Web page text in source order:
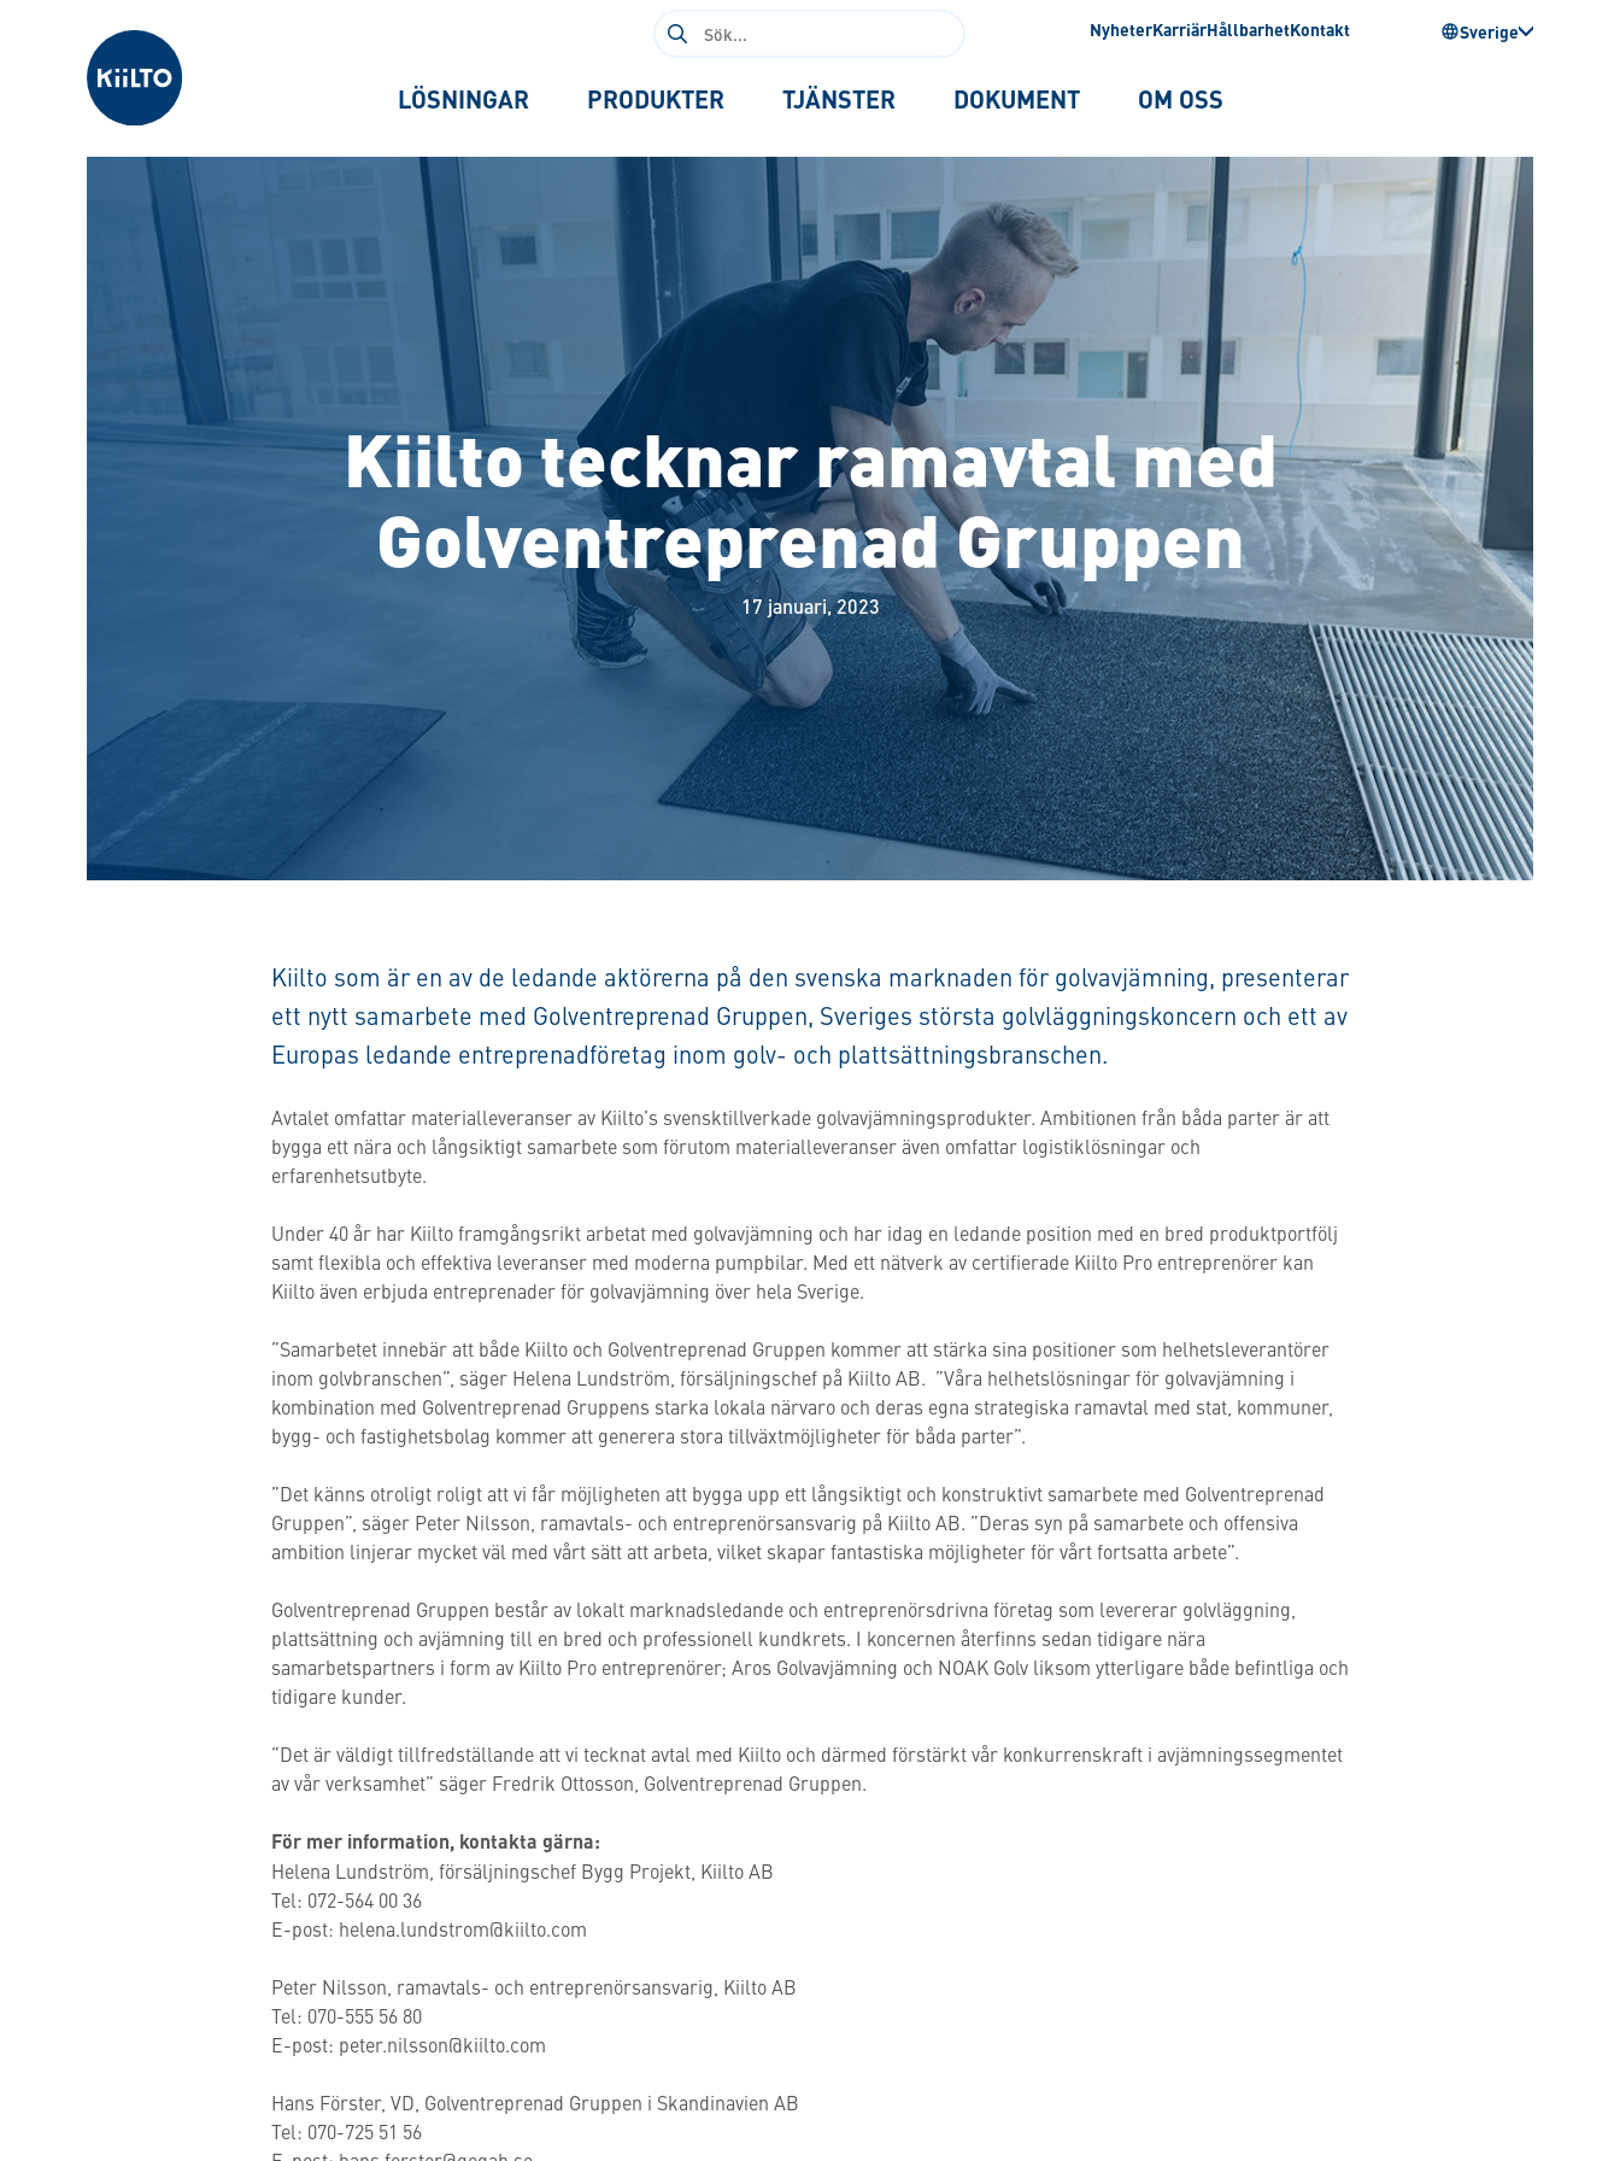
Kiilto Sweden
Sök
efter:
NyheterKarriärHållbarhetKontakt Sverige
LÖSNINGAR PRODUKTER TJÄNSTER DOKUMENT OM OSS
Kiilto tecknar ramavtal med
Golventreprenad Gruppen
17 januari, 2023
Kiilto som är en av de ledande aktörerna på den svenska marknaden för golvavjämning, presenterar
ett nytt samarbete med Golventreprenad Gruppen, Sveriges största golvläggningskoncern och ett av
Europas ledande entreprenadföretag inom golv- och plattsättningsbranschen.
Avtalet omfattar materialleveranser av Kiilto’s svensktillverkade golvavjämningsprodukter. Ambitionen från båda parter är att
bygga ett nära och långsiktigt samarbete som förutom materialleveranser även omfattar logistiklösningar och
erfarenhetsutbyte.
Under 40 år har Kiilto framgångsrikt arbetat med golvavjämning och har idag en ledande position med en bred produktportfölj
samt flexibla och effektiva leveranser med moderna pumpbilar. Med ett nätverk av certifierade Kiilto Pro entreprenörer kan
Kiilto även erbjuda entreprenader för golvavjämning över hela Sverige.
”Samarbetet innebär att både Kiilto och Golventreprenad Gruppen kommer att stärka sina positioner som helhetsleverantörer
inom golvbranschen”, säger Helena Lundström, försäljningschef på Kiilto AB. ”Våra helhetslösningar för golvavjämning i
kombination med Golventreprenad Gruppens starka lokala närvaro och deras egna strategiska ramavtal med stat, kommuner,
bygg- och fastighetsbolag kommer att generera stora tillväxtmöjligheter för båda parter”.
”Det känns otroligt roligt att vi får möjligheten att bygga upp ett långsiktigt och konstruktivt samarbete med Golventreprenad
Gruppen”, säger Peter Nilsson, ramavtals- och entreprenörsansvarig på Kiilto AB. ”Deras syn på samarbete och offensiva
ambition linjerar mycket väl med vårt sätt att arbeta, vilket skapar fantastiska möjligheter för vårt fortsatta arbete”.
Golventreprenad Gruppen består av lokalt marknadsledande och entreprenörsdrivna företag som levererar golvläggning,
plattsättning och avjämning till en bred och professionell kundkrets. I koncernen återfinns sedan tidigare nära
samarbetspartners i form av Kiilto Pro entreprenörer; Aros Golvavjämning och NOAK Golv liksom ytterligare både befintliga och
tidigare kunder.
”Det är väldigt tillfredställande att vi tecknat avtal med Kiilto och därmed förstärkt vår konkurrenskraft i avjämningssegmentet
av vår verksamhet” säger Fredrik Ottosson, Golventreprenad Gruppen.
För mer information, kontakta gärna:
Helena Lundström, försäljningschef Bygg Projekt, Kiilto AB
Tel: 072-564 00 36
E-post: helena.lundstrom@kiilto.com
Peter Nilsson, ramavtals- och entreprenörsansvarig, Kiilto AB
Tel: 070-555 56 80
E-post: peter.nilsson@kiilto.com
Hans Förster, VD, Golventreprenad Gruppen i Skandinavien AB
Tel: 070-725 51 56